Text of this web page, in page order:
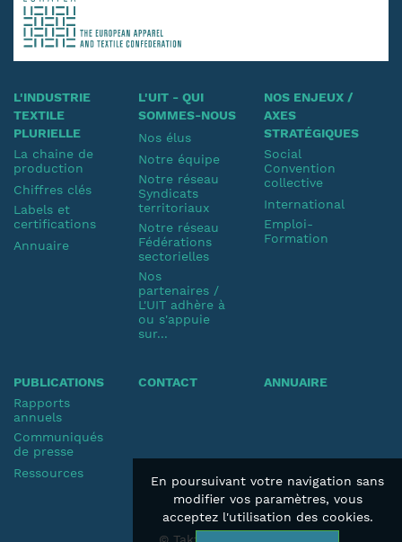
L'INDUSTRIE
TEXTILE
PLURIELLE
La chaine de
production
Chiffres clés
Labels et
certifications
Annuaire
L'UIT - QUI
SOMMES-NOUS
Nos élus
Notre équipe
Notre réseau
Syndicats
territoriaux
Notre réseau
Fédérations
sectorielles
Nos
partenaires /
L'UIT adhère à
ou s'appuie
sur...
NOS ENJEUX /
AXES
STRATÉGIQUES
Social
Convention
collective
International
Emploi-
Formation
PUBLICATIONS
Rapports
annuels
Communiqués
de presse
Ressources
CONTACT ANNUAIRE
En poursuivant votre navigation sans
modifier vos paramètres, vous
acceptez l'utilisation des cookies.